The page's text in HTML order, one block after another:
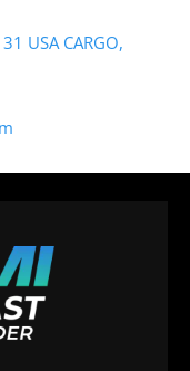
USA CARGO,